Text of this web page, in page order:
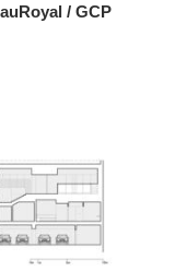
/ GCP